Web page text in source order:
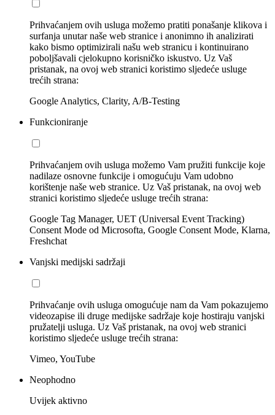
Prihvaćanjem ovih usluga možemo pratiti ponašanje klikova i
surfanja unutar naše web stranice i anonimno ih analizirati
kako bismo optimizirali našu web stranicu i kontinuirano
poboljšavali cjelokupno korisničko iskustvo. Uz Vaš
pristanak, na ovoj web stranici koristimo sljedeće usluge
trećih strana:
Google Analytics, Clarity, A/B-Testing
Funkcioniranje
Prihvaćanjem ovih usluga možemo Vam pružiti funkcije koje
nadilaze osnovne funkcije i omogućuju Vam udobno
korištenje naše web stranice. Uz Vaš pristanak, na ovoj web
stranici koristimo sljedeće usluge trećih strana:
Google Tag Manager, UET (Universal Event Tracking)
Consent Mode od Microsofta, Google Consent Mode, Klarna,
Freshchat
Vanjski medijski sadržaji
Prihvaćanje ovih usluga omogućuje nam da Vam pokazujemo
videozapise ili druge medijske sadržaje koje hostiraju vanjski
pružatelji usluga. Uz Vaš pristanak, na ovoj web stranici
koristimo sljedeće usluge trećih strana:
Vimeo, YouTube
Neophodno
Uvijek aktivno